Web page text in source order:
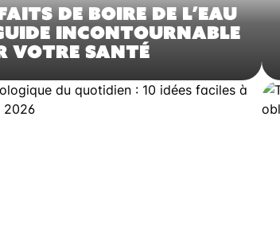
DE BOIRE DE L’EAU
INCONTOURNABLE
VOTRE SANTÉ